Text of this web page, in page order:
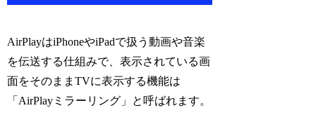
AirPlayはiPhoneやiPadで扱う動画や音楽
を伝送する仕組みで、表示されている画
面をそのままTVに表示する機能は
「AirPlayミラーリング」と呼ばれます。